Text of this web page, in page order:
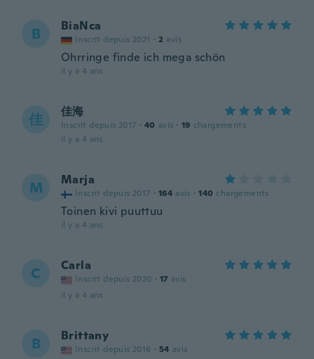
B BiaNca
Inscrit depuis 2021 · 2 avis
Ohrringe finde ich mega schön
il y a 4 ans
佳 佳海
Inscrit depuis 2017 · 40 avis · 19 chargements
il y a 4 ans
M Marja
Inscrit depuis 2017 · 164 avis · 140 chargements
Toinen kivi puuttuu
il y a 4 ans
C Carla
Inscrit depuis 2020 · 17 avis
il y a 4 ans
B Brittany
Inscrit depuis 2016 · 54 avis